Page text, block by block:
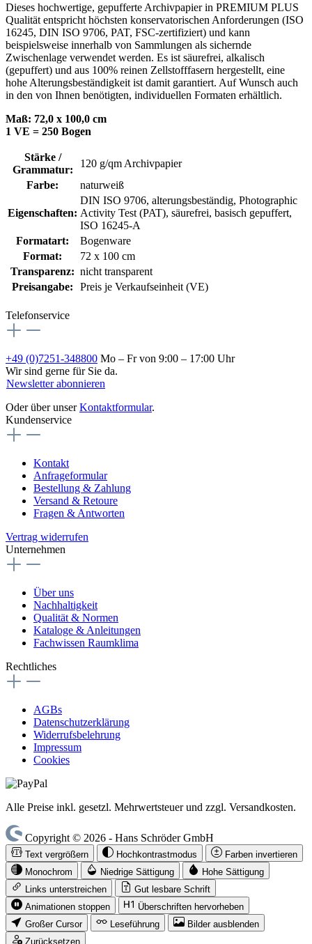
Dieses hochwertige, gepufferte Archivpapier in PREMIUM PLUS
Qualität entspricht höchsten konservatorischen Anforderungen (ISO
16245, DIN ISO 9706, PAT, FSC-zertifiziert) und kann
beispielsweise innerhalb von Sammlungen als sichernde
Zwischenlage verwendet werden. Es ist säurefrei, alkalisch
(gepuffert) und aus 100% reinen Zellstofffasern hergestellt, eine
hohe Alterungsbeständigkeit ist damit garantiert. Auf Wunsch auch
in den von Ihnen benötigten, individuellen Formaten erhältlich.
Maß: 72,0 x 100,0 cm
1 VE = 250 Bogen
Stärke /
Grammatur:
120 g/qm Archivpapier
Farbe:
naturweiß
Eigenschaften:
DIN ISO 9706, alterungsbeständig, Photographic
Activity Test (PAT), säurefrei, basisch gepuffert,
ISO 16245-A
Formatart:
Bogenware
Format:
72 x 100 cm
Transparenz: nicht transparent
Preisangabe:
Preis je Verkaufseinheit (VE)
Telefonservice
+49 (0)7251-348800 Mo – Fr von 9:00 – 17:00 Uhr
Wir sind gerne für Sie da.
Newsletter abonnieren
Oder über unserKontaktformular.
Kundenservice
Kontakt
Anfrageformular
Bestellung & Zahlung
Versand & Retoure
Fragen & Antworten
Vertrag widerrufen
Unternehmen
Über uns
Nachhaltigkeit
Qualität & Normen
Kataloge & Anleitungen
Fachwissen Raumklima
Rechtliches
AGBs
Datenschutzerklärung
Widerrufsbelehrung
Impressum
Cookies
Alle Preise inkl. gesetzl. Mehrwertsteuer und zzgl. Versandkosten.
Copyright © 2026 - Hans Schröder GmbH
Text vergrößern Hochkontrastmodus
Farben invertieren
Monochrom
Niedrige Sättigung
Hohe Sättigung
Links unterstreichen
Gut lesbare Schrift
Animationen stoppen
Überschriften hervorheben
Großer Cursor
Leseführung
Bilder ausblenden
Zurücksetzen